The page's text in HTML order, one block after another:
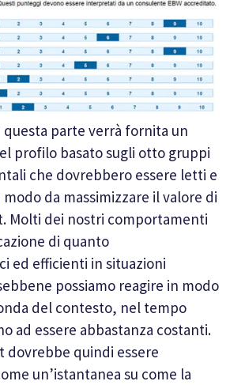
questa parte verrà fornita un
profilo basato sugli otto gruppi
che dovrebbero essere letti e
da massimizzare il valore di
Molti dei nostri comportamenti
di quanto
ed efficienti in situazioni
possiamo reagire in modo
del contesto, nel tempo
ad essere abbastanza costanti.
dovrebbe quindi essere
un’istantanea su come la